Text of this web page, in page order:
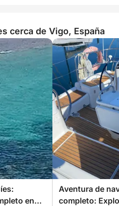
cerca de Vigo, España
en
Aventura de
completo: